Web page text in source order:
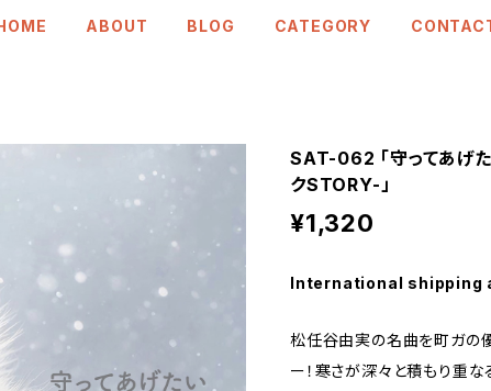
ABOUT BLOG CATEGORY
SAT-062 「守ってあげ
クSTORY-」
¥1,320
International shipping
松任谷由実の名曲を町ガの
ー！寒さが深々と積もり重な